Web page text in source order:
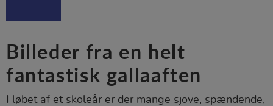
Billeder fra en helt
fantastisk gallaaften
I løbet af et skoleår er der mange sjove, spændende,